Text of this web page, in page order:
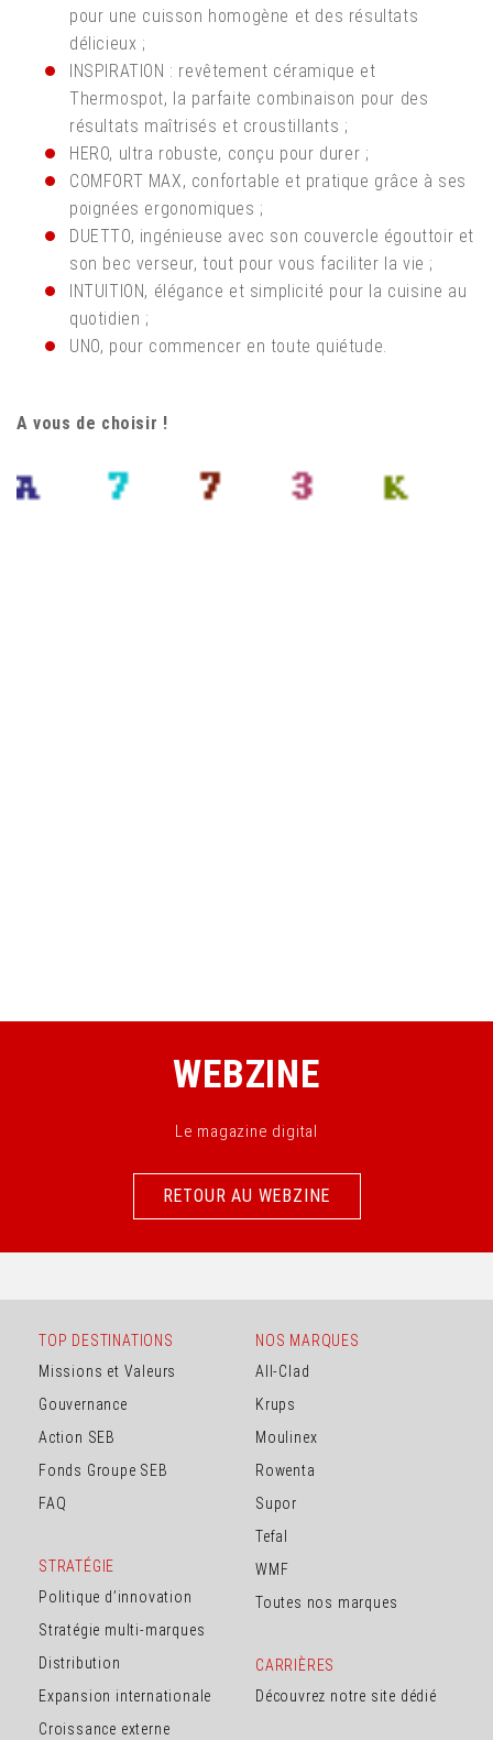
pour une cuisson homogène et des résultats
délicieux ;
INSPIRATION : revêtement céramique et
Thermospot, la parfaite combinaison pour des
résultats maîtrisés et croustillants ;
HERO, ultra robuste, conçu pour durer ;
COMFORT MAX, confortable et pratique grâce à ses
poignées ergonomiques ;
DUETTO, ingénieuse avec son couvercle égouttoir et
son bec verseur, tout pour vous faciliter la vie ;
INTUITION, élégance et simplicité pour la cuisine au
quotidien ;
UNO, pour commencer en toute quiétude.
A vous de choisir !
WEBZINE
Le magazine digital
RETOUR AU WEBZINE
RETOUR AU WEBZINE
TOP DESTINATIONS
Missions et Valeurs
Gouvernance
Action SEB
Fonds Groupe SEB
FAQ
STRATÉGIE
Politique d’innovation
Stratégie multi-marques
Distribution
Expansion internationale
Croissance externe
NOS MARQUES
All-Clad
Krups
Moulinex
Rowenta
Supor
Tefal
WMF
Toutes nos marques
CARRIÈRES
Découvrez notre site dédié